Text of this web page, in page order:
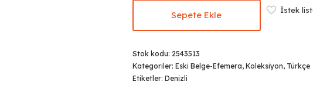
Sepete Ekle İstek
Stok kodu: 2543513
Kategoriler: Eski Belge-Efemera, Koleksiyon, Türkçe
Etiketler: Denizli